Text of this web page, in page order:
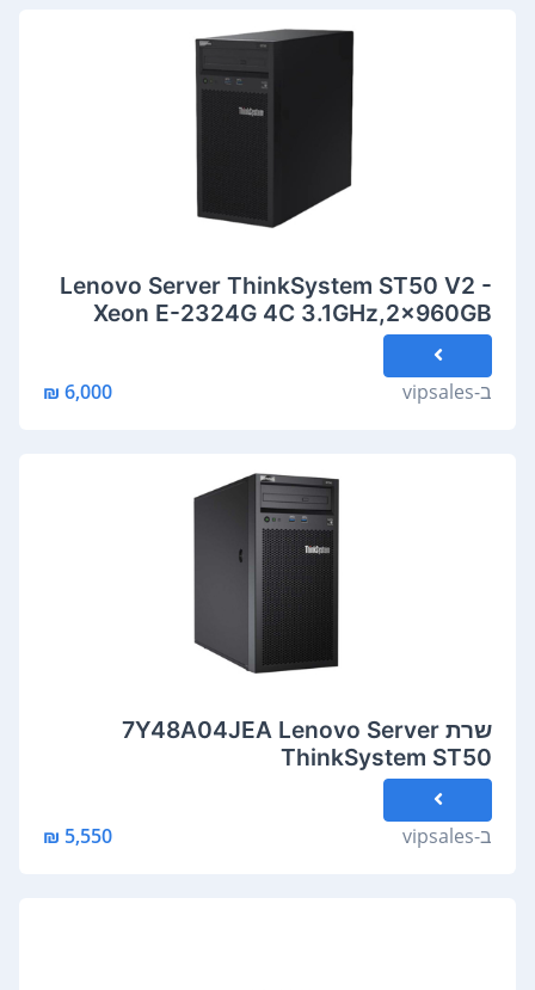
Lenovo Server ThinkSystem ST50 V2 -
Xeon E-2324G 4C 3.1GHz,2x960GB
SSD,64GB,500W
ב-vipsales
6,000 ₪
שרת 7Y48A04JEA Lenovo Server
ThinkSystem ST50
ב-vipsales
5,550 ₪